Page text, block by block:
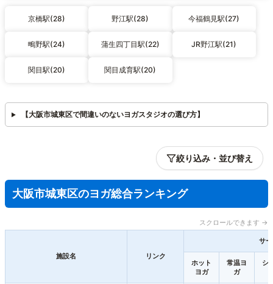
京橋駅(28) 野江駅(28) 今福鶴見駅(27)
鴫野駅(24) 蒲生四丁目駅(22) JR野江駅(21)
関目駅(20) 関目成育駅(20)
【大阪市城東区で間違いのないヨガスタジオの選び方】
絞り込み・並び替え
大阪市城東区のヨガ総合ランキング
スクロールできます →
施設名 リンク
サ
ホット
ヨガ
常温ヨ
ガ
シ